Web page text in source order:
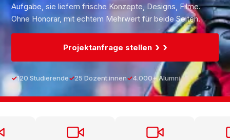
Aufgabe, sie liefern frische Konzepte, Designs, Filme.
Ohne Honorar, mit echtem Mehrwert für beide Seiten.
Projektanfrage stellen ›
120 Studierende 25 Dozent:innen 4.000+ Alumni